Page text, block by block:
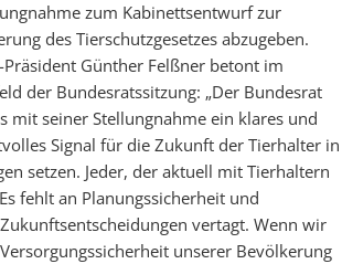
zum Kabinettsentwurf zur
des Tierschutzgesetzes abzugeben.
Präsident Günther Felßner betont im
der Bundesratssitzung: „Der Bundesrat
mit seiner Stellungnahme ein klares und
Signal für die Zukunft der Tierhalter in
setzen. Jeder, der aktuell mit Tierhaltern
fehlt an Planungssicherheit und
vertagt. Wenn wir
unserer Bevölkerung